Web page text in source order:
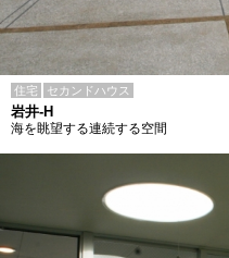
住宅 セカンドハウス
岩井-H
海を眺望する連続する空間